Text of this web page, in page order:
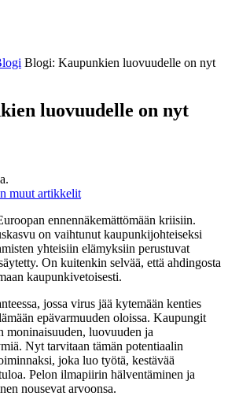
Blogi: Kaupunkien luovuudelle on nyt
luovuudelle on nyt
muut artikkelit
ennennäkemättömään kriisiin.
on vaihtunut kaupunkijohteiseksi
yhteisiin elämyksiin perustuvat
On kuitenkin selvää, että ahdingosta
kaupunkivetoisesti.
jossa virus jää kytemään kenties
epävarmuuden oloissa. Kaupungit
moninaisuuden, luovuuden ja
Nyt tarvitaan tämän potentiaalin
joka luo työtä, kestävää
Pelon ilmapiirin hälventäminen ja
nousevat arvoonsa.